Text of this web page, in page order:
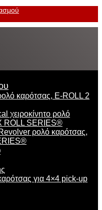
καρότσας, E-ROLL 2
χειροκίνητο ρολό
ROLL SERIES®
ρολό καρότσας,
για 4×4 pick-up